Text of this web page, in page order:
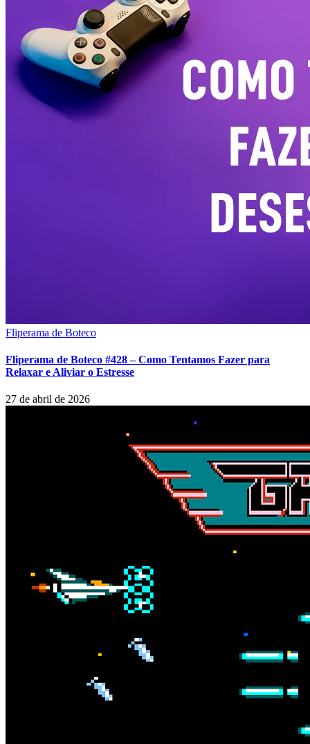
Fliperama de Boteco
Fliperama de Boteco #428 – Como Tentamos Fazer para
Relaxar e Aliviar o Estresse
27 de abril de 2026